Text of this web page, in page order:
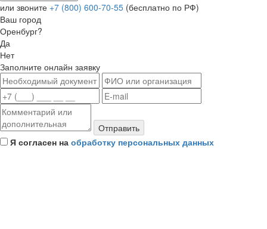
или звоните +7 (800) 600-70-55 (бесплатно по РФ)
Ваш город
Оренбург?
Да
Нет
Заполните онлайн заявку
Отправить
Я согласен на обработку персональных данных